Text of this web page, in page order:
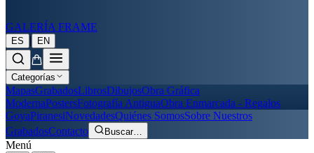
GALERÍA FRAME
ES | EN
Categorías
MapasGrabadosLibrosDibujosObra Gráfica
ModernaPostersFotografía AntiguaObra Enmarcada - Regalos
GoyaPiranesiNovedadesQuiénes SomosSobre Nuestros
GrabadosContacto Buscar…
Menú